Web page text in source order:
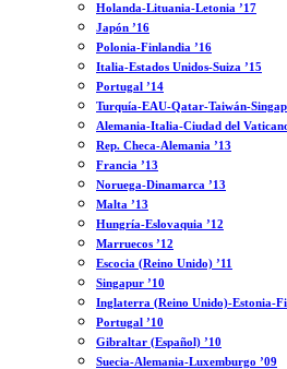
Holanda-Lituania-Letonia ’17
Japón ’16
Polonia-Finlandia ’16
Italia-Estados Unidos-Suiza ’15
Portugal ’14
Turquía-EAU-Qatar-Taiwán-
Alemania-Italia-Ciudad del
Rep. Checa-Alemania ’13
Francia ’13
Noruega-Dinamarca ’13
Malta ’13
Hungría-Eslovaquia ’12
Marruecos ’12
Escocia (Reino Unido) ’11
Singapur ’10
Inglaterra (Reino Unido)-Estonia-
Portugal ’10
Gibraltar (Español) ’10
Suecia-Alemania-Luxemburgo ’09